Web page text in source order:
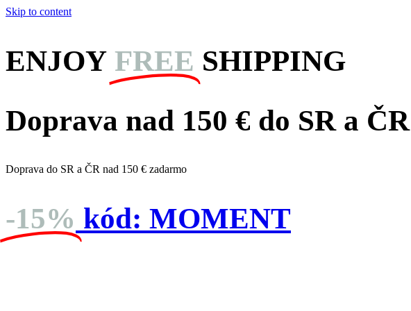
Skip to content
ENJOY FREE SHIPPING
Doprava nad 150 € do SR a ČR
Doprava do SR a ČR nad 150 € zadarmo
-15% kód: MOMENT